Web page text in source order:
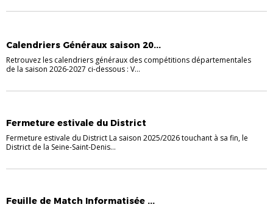
Calendriers Généraux saison 20...
Retrouvez les calendriers généraux des compétitions départementales
de la saison 2026-2027 ci-dessous : V...
Fermeture estivale du District
Fermeture estivale du District La saison 2025/2026 touchant à sa fin, le
District de la Seine-Saint-Denis...
Feuille de Match Informatisée ...